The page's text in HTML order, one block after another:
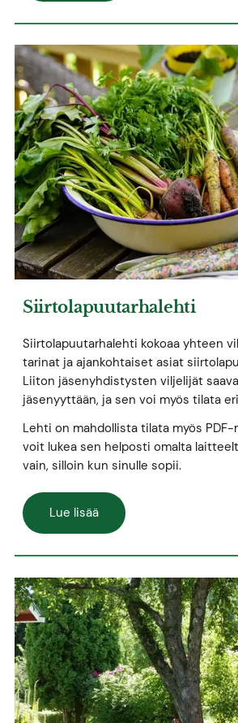
Siirtolapuutarhalehti
Siirtolapuutarhalehti kokoaa yhteen
tarinat ja ajankohtaiset asiat
Liiton jäsenyhdistysten viljelijät
jäsenyyttään, ja sen voi myös tilata
Lehti on mahdollista tilata myös
voit lukea sen helposti omalta
vain, silloin kun sinulle sopii.
Lue lisää